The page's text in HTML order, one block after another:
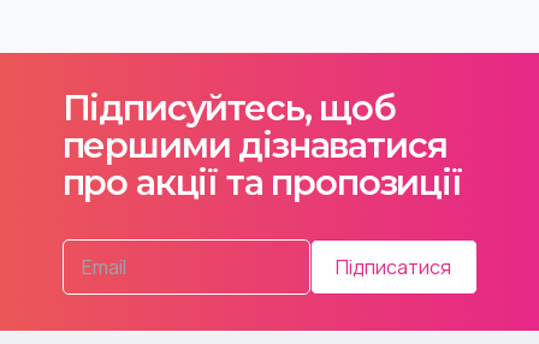
Підписуйтесь, щоб
першими дізнаватися
про акції та пропозиції
Підписатися